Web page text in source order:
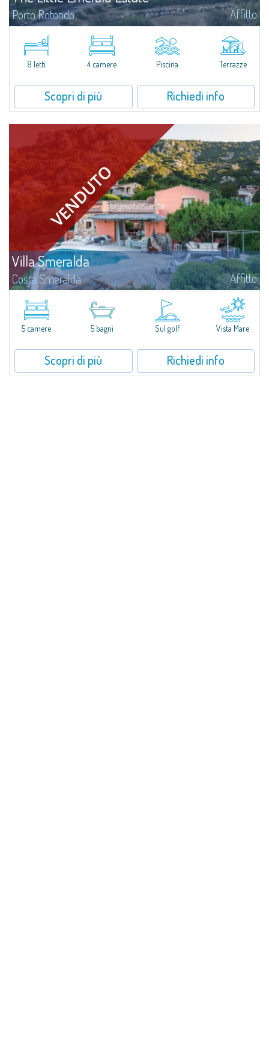
Porto Rotondo Affitto
Porto RotondoNel cuore delle colline di Cugnana, a pochi minuti da Porto
Rotondo e dalle più belle spiagge della Costa Smeralda, proponiamo in...
8 letti
4 camere Piscina Terrazze
Scopri di più Richiedi info
Villa Smeralda
Costa Smeralda Affitto
Villa Smeralda, a firma del celebre Architetto Jean Claude Lesuisse, si
affaccia in posizione dominante sulla baia del Pevero, con una vista
panoramica sul mare e sulle colline di Pantogia. La proprietà fa parte di
un...5 camere 5 bagni Sul golf Vista Mare
Scopri di più Richiedi info